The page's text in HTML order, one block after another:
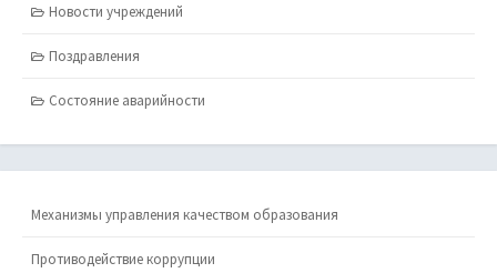
Новости учреждений
Поздравления
Состояние аварийности
Механизмы управления качеством образования
Противодействие коррупции